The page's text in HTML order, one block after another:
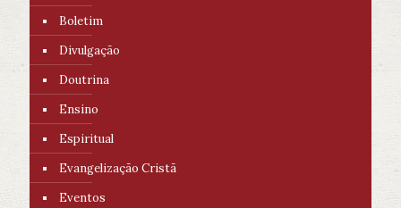
Boletim
Divulgação
Doutrina
Ensino
Espiritual
Evangelização Cristã
Eventos